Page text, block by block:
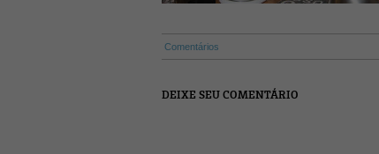
Comentários
DEIXE SEU COMENTÁRIO